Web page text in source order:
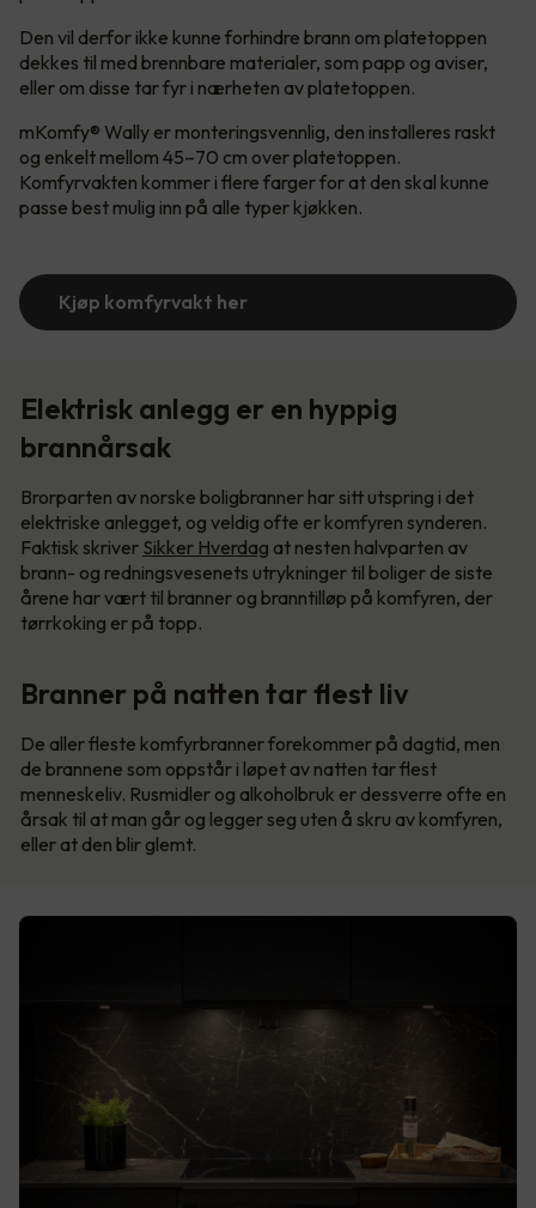
Den vil derfor ikke kunne forhindre brann om platetoppen
dekkes til med brennbare materialer, som papp og aviser,
eller om disse tar fyr i nærheten av platetoppen.
mKomfy® Wally er monteringsvennlig, den installeres raskt
og enkelt mellom 45–70 cm over platetoppen.
Komfyrvakten kommer i flere farger for at den skal kunne
passe best mulig inn på alle typer kjøkken.
Kjøp komfyrvakt her
Elektrisk anlegg er en hyppig
brannårsak
Brorparten av norske boligbranner har sitt utspring i det
elektriske anlegget, og veldig ofte er komfyren synderen.
Faktisk skriver Sikker Hverdag at nesten halvparten av
brann- og redningsvesenets utrykninger til boliger de siste
årene har vært til branner og branntilløp på komfyren, der
tørrkoking er på topp.
Branner på natten tar flest liv
De aller fleste komfyrbranner forekommer på dagtid, men
de brannene som oppstår i løpet av natten tar flest
menneskeliv. Rusmidler og alkoholbruk er dessverre ofte en
årsak til at man går og legger seg uten å skru av komfyren,
eller at den blir glemt.